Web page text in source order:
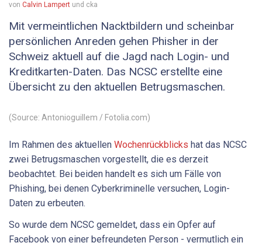
von Calvin Lampert und cka
Mit vermeintlichen Nacktbildern und scheinbar
persönlichen Anreden gehen Phisher in der
Schweiz aktuell auf die Jagd nach Login- und
Kreditkarten-Daten. Das NCSC erstellte eine
Übersicht zu den aktuellen Betrugsmaschen.
(Source: Antonioguillem / Fotolia.com)
Im Rahmen des aktuellen Wochenrückblicks hat das NCSC
zwei Betrugsmaschen vorgestellt, die es derzeit
beobachtet. Bei beiden handelt es sich um Fälle von
Phishing, bei denen Cyberkriminelle versuchen, Login-
Daten zu erbeuten.
So wurde dem NCSC gemeldet, dass ein Opfer auf
Facebook von einer befreundeten Person - vermutlich ein